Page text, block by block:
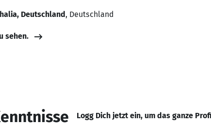
Deutschland, Deutschland
sehen.
Logg Dich jetzt ein, um das ganze